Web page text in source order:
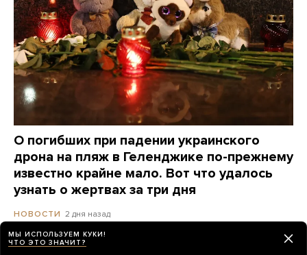
О погибших при падении украинского
дрона на пляж в Геленджике по-прежнему
известно крайне мало. Вот что удалось
узнать о жертвах за три дня
НОВОСТИ 2 дня назад
МЫ ИСПОЛЬЗУЕМ КУКИ!
ЧТО ЭТО ЗНАЧИТ?